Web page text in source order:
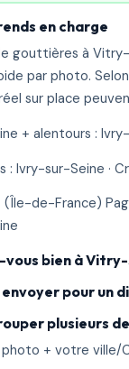
en charge
gouttières à
par photo.
sur place
+ alentours :
: Ivry-sur-Seine ·
(Île-de-France)
bien à Vitry-
pour un
plusieurs
photo + votre ville/